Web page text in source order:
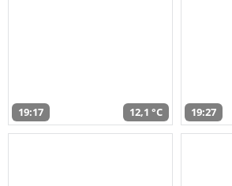
19:17 12,1 °C 19:27